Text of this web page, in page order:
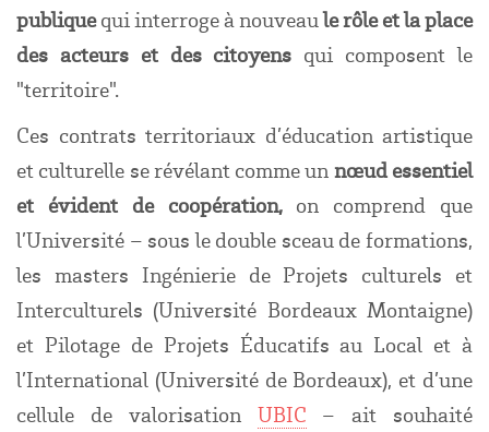
publiquequi interroge à nouveaule rôle et la place
des acteurs et des citoyens qui composent le
"territoire".
Ces contrats territoriaux d’éducation artistique
et culturelle se révélant comme un nœud essentiel
et évident de coopération,on comprend que
l’Université – sous le double sceau de formations,
les masters Ingénierie de Projets culturels et
Interculturels (Université Bordeaux Montaigne)
et Pilotage de Projets Éducatifs au Local et à
l’International (Université de Bordeaux), et d’une
cellule de valorisation UBIC – ait souhaité